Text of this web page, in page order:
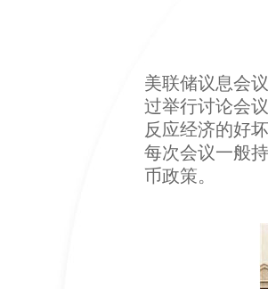
美联储议息会
过举行讨论会
反应经济的好
每次会议一般
币政策。